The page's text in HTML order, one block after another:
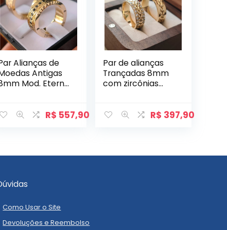
Alianças de
Antigas
Mod. Eterno
R$ 557,90
Par de alianças
Trançadas 8mm
com zircônias
R$ 397,90
Como Usar o Site
Devoluções e Reembolso